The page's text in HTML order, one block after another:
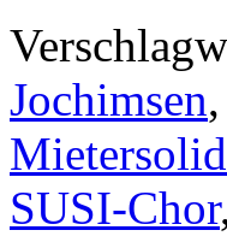
Jochimsen,
SUSI-Chor